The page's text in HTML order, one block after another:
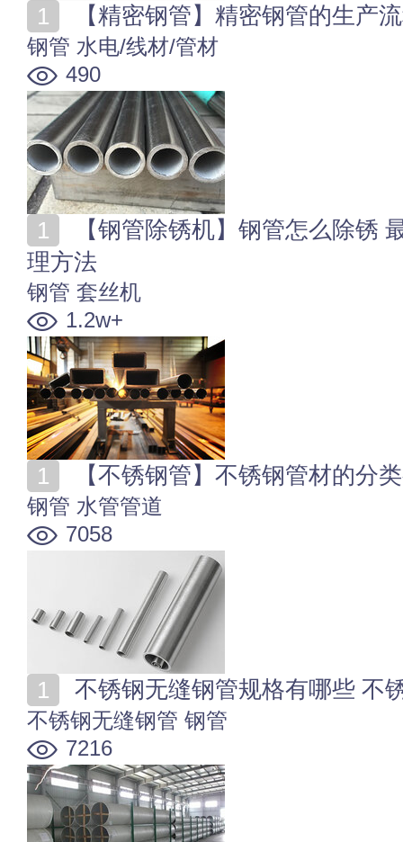
【精密钢管】精密钢管的生产
钢管 水电/线材/管材
490
理方法
钢管 套丝机
1.2w+
【不锈钢管】不锈钢管材的分
钢管 水管管道
7058
不锈钢无缝钢管规格有哪些 不
不锈钢无缝钢管 钢管
7216